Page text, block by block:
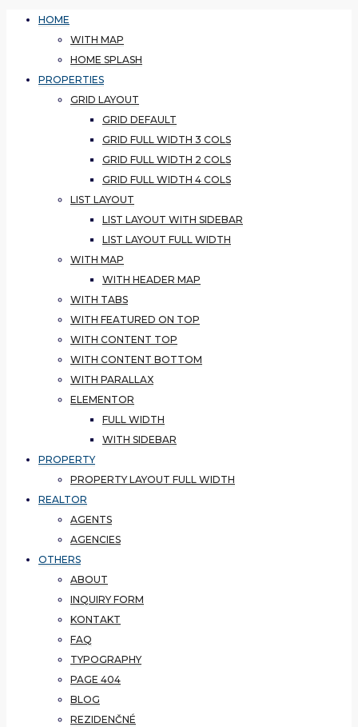
HOME
WITH MAP
HOME SPLASH
PROPERTIES
GRID LAYOUT
GRID DEFAULT
GRID FULL WIDTH 3 COLS
GRID FULL WIDTH 2 COLS
GRID FULL WIDTH 4 COLS
LIST LAYOUT
LIST LAYOUT WITH SIDEBAR
LIST LAYOUT FULL WIDTH
WITH MAP
WITH HEADER MAP
WITH TABS
WITH FEATURED ON TOP
WITH CONTENT TOP
WITH CONTENT BOTTOM
WITH PARALLAX
ELEMENTOR
FULL WIDTH
WITH SIDEBAR
PROPERTY
PROPERTY LAYOUT FULL WIDTH
REALTOR
AGENTS
AGENCIES
OTHERS
ABOUT
INQUIRY FORM
KONTAKT
FAQ
TYPOGRAPHY
PAGE 404
BLOG
REZIDENČNÉ